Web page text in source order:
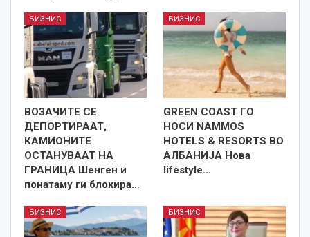
БИЗНИС
ВОЗАЧИТЕ СЕ
ДЕПОРТИРААТ,
КАМИОНИТЕ
ОСТАНУВААТ НА
ГРАНИЦА Шенген и
понатаму ги блокира…
БИЗНИС
GREEN COAST ГО
НОСИ NAMMOS
HOTELS & RESORTS ВО
АЛБАНИЈА Нова
lifestyle…
БИЗНИС БИЗНИС